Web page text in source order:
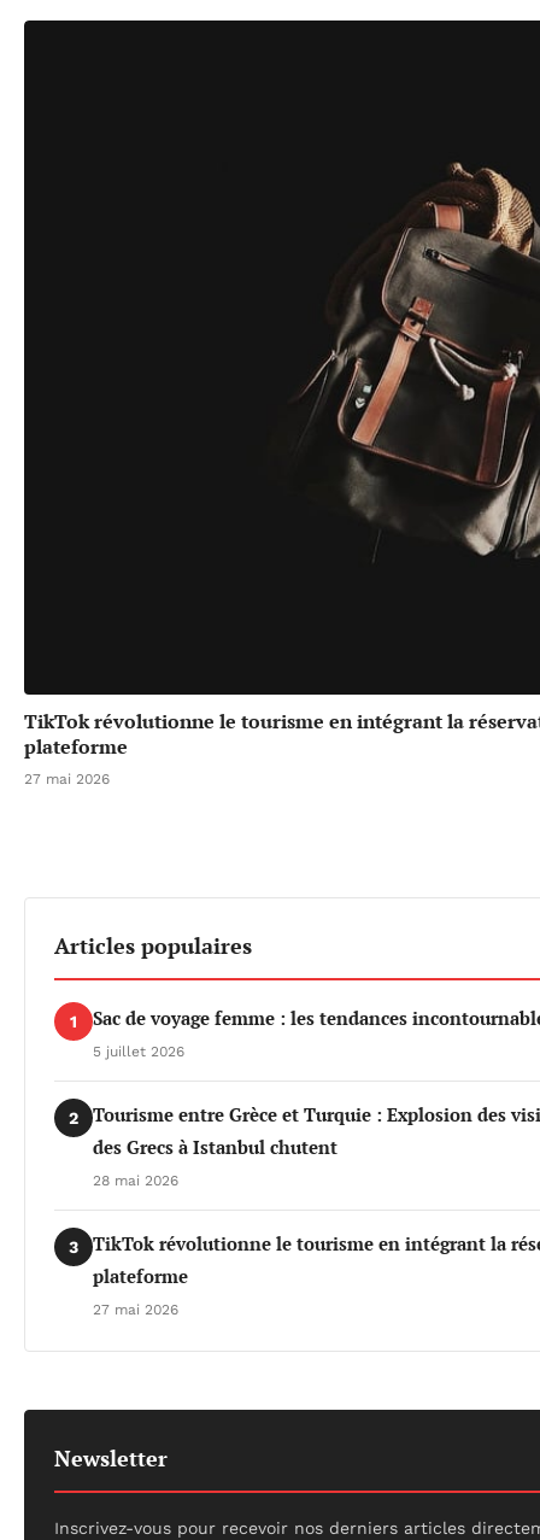
TikTok révolutionne le tourisme en intégrant la
plateforme
27 mai 2026
Articles populaires
1 Sac de voyage femme : les tendances
5 juillet 2026
2
Tourisme entre Grèce et Turquie : Explosion des
des Grecs à Istanbul chutent
28 mai 2026
3
TikTok révolutionne le tourisme en intégrant la
plateforme
27 mai 2026
Newsletter
Inscrivez-vous pour recevoir nos derniers articles